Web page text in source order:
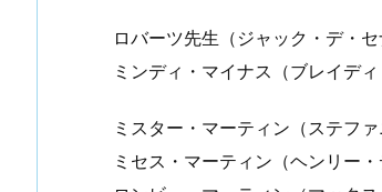
ロバーツ先生（ジャック・デ・
ミンディ・マイナス（ブレイデ
ミスター・マーティン（ステフ
ミセス・マーティン（ヘンリー